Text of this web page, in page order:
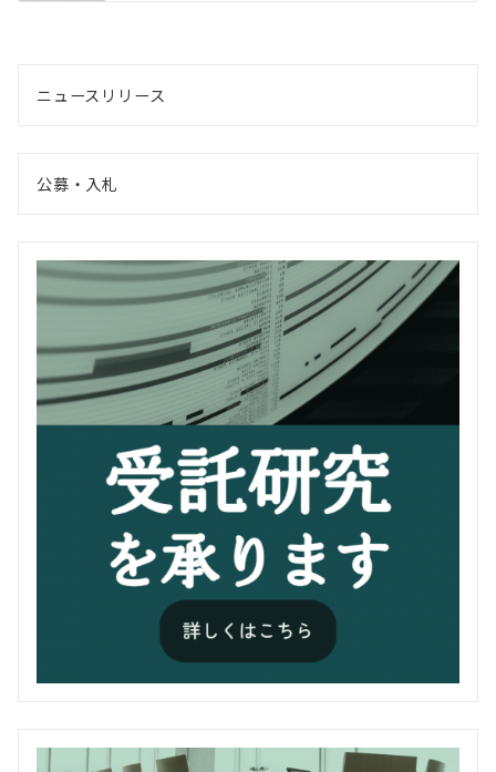
ニュースリリース
公募・入札